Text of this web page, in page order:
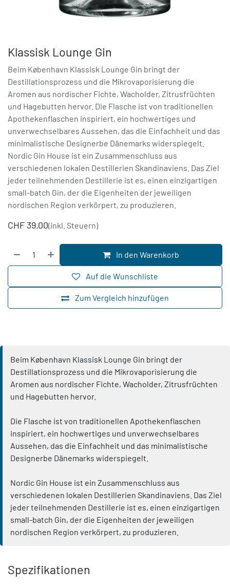
Klassisk Lounge Gin
Beim København Klassisk Lounge Gin bringt der
Destillationsprozess und die Mikrovaporisierung die
Aromen aus nordischer Fichte, Wacholder, Zitrusfrüchten
und Hagebutten hervor. Die Flasche ist von traditionellen
Apothekenflaschen inspiriert, ein hochwertiges und
unverwechselbares Aussehen, das die Einfachheit und das
minimalistische Designerbe Dänemarks widerspiegelt.
Nordic Gin House ist ein Zusammenschluss aus
verschiedenen lokalen Destillerien Skandinaviens. Das Ziel
jeder teilnehmenden Destillerie ist es, einen einzigartigen
small-batch Gin, der die Eigenheiten der jeweiligen
nordischen Region verkörpert, zu produzieren.
CHF 39.00(inkl. Steuern)
In den Warenkorb
Zum Vergleich hinzufügen
Auf die Wunschliste
Beim København Klassisk Lounge Gin bringt der
Destillationsprozess und die Mikrovaporisierung die
Aromen aus nordischer Fichte, Wacholder, Zitrusfrüchten
und Hagebutten hervor.
Die Flasche ist von traditionellen Apothekenflaschen
inspiriert, ein hochwertiges und unverwechselbares
Aussehen, das die Einfachheit und das minimalistische
Designerbe Dänemarks widerspiegelt.
Nordic Gin House ist ein Zusammenschluss aus
verschiedenen lokalen Destillerien Skandinaviens. Das Ziel
jeder teilnehmenden Destillerie ist es, einen einzigartigen
small-batch Gin, der die Eigenheiten der jeweiligen
nordischen Region verkörpert, zu produzieren.
Spezifikationen